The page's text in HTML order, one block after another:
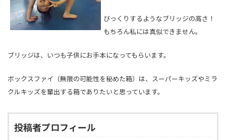
びっくりするようなブリッジの高さ！
もちろん私には真似できません。
ブリッジは、いつも子供にお手本になってもらいます。
ボックスファイ（無限の可能性を秘めた箱）は、スーパーキッズやミラ
クルキッズを輩出する箱でありたいと思っています。
投稿者プロフィール